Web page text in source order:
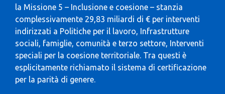
la Missione 5 – Inclusione e coesione – stanzia
complessivamente 29,83 miliardi di € per interventi
indirizzati a Politiche per il lavoro, Infrastrutture
sociali, famiglie, comunità e terzo settore, Interventi
speciali per la coesione territoriale. Tra questi è
esplicitamente richiamato il sistema di certificazione
per la parità di genere.